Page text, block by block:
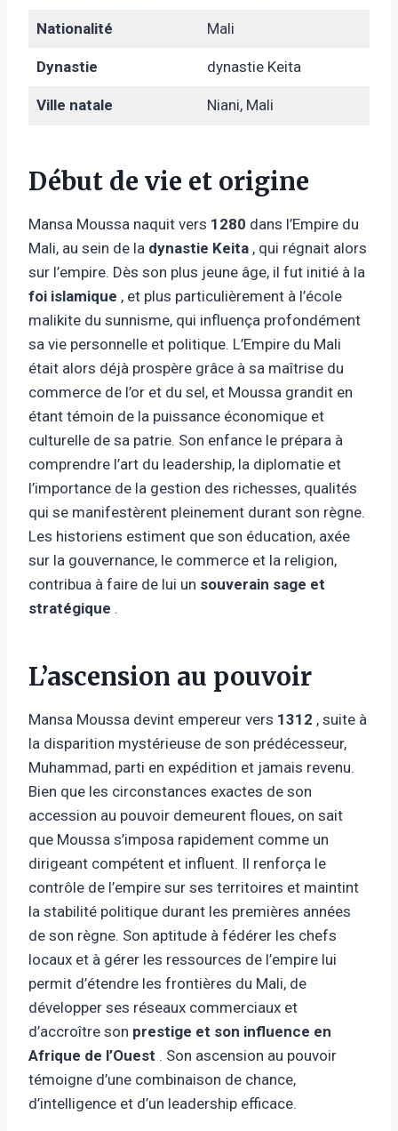
Nationalité Mali
Dynastie dynastie Keita
Ville natale Niani, Mali
Début de vie et origine
Mansa Moussa naquit vers 1280 dans l’Empire du
Mali, au sein de la dynastie Keita , qui régnait alors
sur l’empire. Dès son plus jeune âge, il fut initié à la
foi islamique , et plus particulièrement à l’école
malikite du sunnisme, qui influença profondément
sa vie personnelle et politique. L’Empire du Mali
était alors déjà prospère grâce à sa maîtrise du
commerce de l’or et du sel, et Moussa grandit en
étant témoin de la puissance économique et
culturelle de sa patrie. Son enfance le prépara à
comprendre l’art du leadership, la diplomatie et
l’importance de la gestion des richesses, qualités
qui se manifestèrent pleinement durant son règne.
Les historiens estiment que son éducation, axée
sur la gouvernance, le commerce et la religion,
contribua à faire de lui un souverain sage et
stratégique .
L’ascension au pouvoir
Mansa Moussa devint empereur vers 1312 , suite à
la disparition mystérieuse de son prédécesseur,
Muhammad, parti en expédition et jamais revenu.
Bien que les circonstances exactes de son
accession au pouvoir demeurent floues, on sait
que Moussa s’imposa rapidement comme un
dirigeant compétent et influent. Il renforça le
contrôle de l’empire sur ses territoires et maintint
la stabilité politique durant les premières années
de son règne. Son aptitude à fédérer les chefs
locaux et à gérer les ressources de l’empire lui
permit d’étendre les frontières du Mali, de
développer ses réseaux commerciaux et
d’accroître son prestige et son influence en
Afrique de l’Ouest . Son ascension au pouvoir
témoigne d’une combinaison de chance,
d’intelligence et d’un leadership efficace.